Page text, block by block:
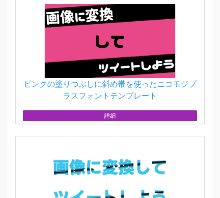
ピンクの塗りつぶしに斜め帯を使ったニコモジプ
ラスフォントテンプレート
詳細